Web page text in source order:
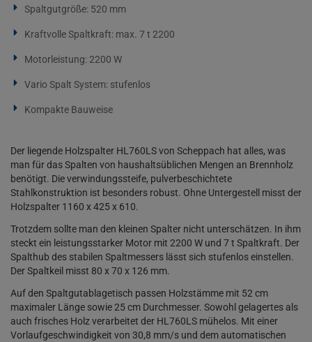
Spaltgutgröße: 520 mm
Kraftvolle Spaltkraft: max. 7 t 2200
Motorleistung: 2200 W
Vario Spalt System: stufenlos
Kompakte Bauweise
Der liegende Holzspalter HL760LS von Scheppach hat alles, was
man für das Spalten von haushaltsüblichen Mengen an Brennholz
benötigt. Die verwindungssteife, pulverbeschichtete
Stahlkonstruktion ist besonders robust. Ohne Untergestell misst der
Holzspalter 1160 x 425 x 610.
Trotzdem sollte man den kleinen Spalter nicht unterschätzen. In ihm
steckt ein leistungsstarker Motor mit 2200 W und 7 t Spaltkraft. Der
Spalthub des stabilen Spaltmessers lässt sich stufenlos einstellen.
Der Spaltkeil misst 80 x 70 x 126 mm.
Auf den Spaltgutablagetisch passen Holzstämme mit 52 cm
maximaler Länge sowie 25 cm Durchmesser. Sowohl gelagertes als
auch frisches Holz verarbeitet der HL760LS mühelos. Mit einer
Vorlaufgeschwindigkeit von 30,8 mm/s und dem automatischen